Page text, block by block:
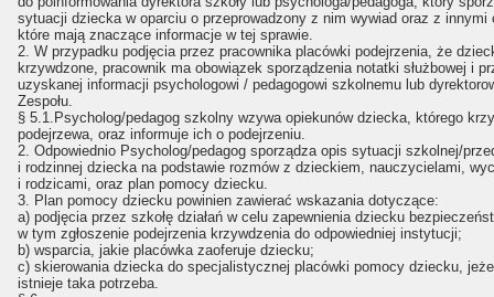
sytuacji dziecka w oparciu o przeprowadzony z nim wywiad oraz z innymi
które mają znaczące informacje w tej sprawie.
2. W przypadku podjęcia przez pracownika placówki podejrzenia, że
krzywdzone, pracownik ma obowiązek sporządzenia notatki służbowej i
uzyskanej informacji psychologowi / pedagogowi szkolnemu lub
Zespołu.
§ 5.1.Psycholog/pedagog szkolny wzywa opiekunów dziecka, którego
podejrzewa, oraz informuje ich o podejrzeniu.
2. Odpowiednio Psycholog/pedagog sporządza opis sytuacji szkolnej/
i rodzinnej dziecka na podstawie rozmów z dzieckiem, nauczycielami,
i rodzicami, oraz plan pomocy dziecku.
3. Plan pomocy dziecku powinien zawierać wskazania dotyczące:
a) podjęcia przez szkołę działań w celu zapewnienia dziecku
w tym zgłoszenie podejrzenia krzywdzenia do odpowiedniej instytucji;
b) wsparcia, jakie placówka zaoferuje dziecku;
c) skierowania dziecka do specjalistycznej placówki pomocy dziecku,
istnieje taka potrzeba.